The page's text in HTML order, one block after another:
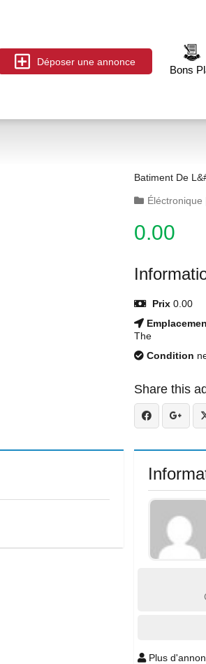
Déposer une annonce
Bons
Batiment De
Éléctronique
0.00
Prix 0.00
The
Condition
Share this ad
Plus